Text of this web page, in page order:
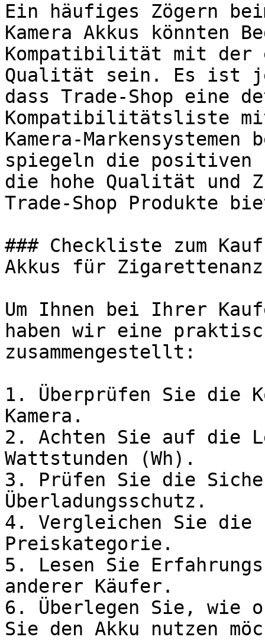
Ein häufiges Zögern
Kamera Akkus könnten
Kompatibilität mit der
Qualität sein. Es ist
dass Trade-Shop eine
Kompatibilitätsliste
Kamera-
spiegeln die positiven
die hohe Qualität und
Trade-Shop Produkte
### Checkliste zum
Akkus für
Um Ihnen bei Ihrer
haben wir eine
zusammengestellt:
1. Überprüfen Sie die
Kamera.
2. Achten Sie auf die
Wattstunden (Wh).
3. Prüfen Sie die
Überladungsschutz.
4. Vergleichen Sie die
Preiskategorie.
5. Lesen Sie
anderer Käufer.
6. Überlegen Sie, wie
Sie den Akku nutzen